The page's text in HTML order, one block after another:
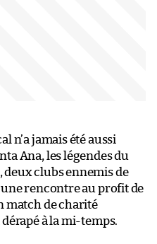
n’a jamais été aussi
Ana, les légendes du
deux clubs ennemis de
rencontre au profit de
match de charité
à la mi-temps.